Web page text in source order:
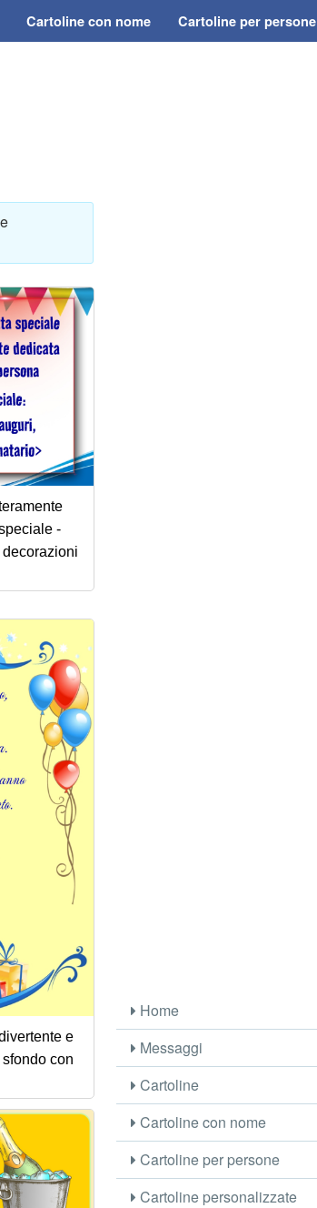
Cartoline con nome Cartoline per persone
-
e
con
Home
Messaggi
Cartoline
Cartoline con nome
Cartoline per persone
Cartoline personalizzate